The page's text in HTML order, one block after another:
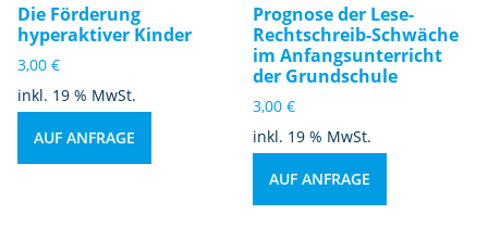
Die Förderung
hyperaktiver Kinder
3,00 €
inkl. 19 % MwSt.
AUF ANFRAGE
Prognose der Lese-
Rechtschreib-Schwäche
im Anfangsunterricht
der Grundschule
3,00€
inkl. 19 % MwSt.
AUF ANFRAGE